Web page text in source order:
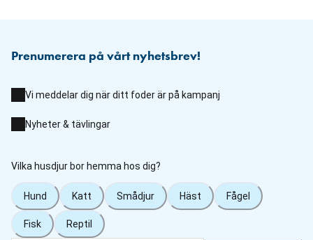
Prenumerera på vårt nyhetsbrev!
Vi meddelar dig när ditt foder är på kampanj
Nyheter & tävlingar
Vilka husdjur bor hemma hos dig?
Hund Katt Smådjur Häst Fågel
Fisk Reptil